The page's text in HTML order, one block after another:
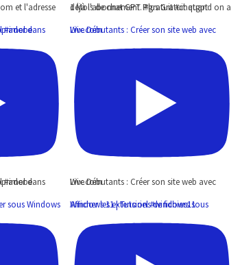
1 Mois de chat GPT Plus Gratuit quand on a déjà l'abonnement. #gratuit #chatgpt
Live Débutants : Créer son site web avec Wix.com
Live Débutants : Créer son site web avec Wix.com
Afficher les extensions de fichiers sous Windows 11 | Tutoriel #windows11